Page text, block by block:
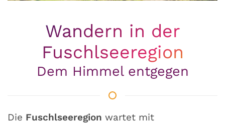
Wandern in der
Fuschlseeregion
Dem Himmel entgegen
Die Fuschlseeregion wartet mit